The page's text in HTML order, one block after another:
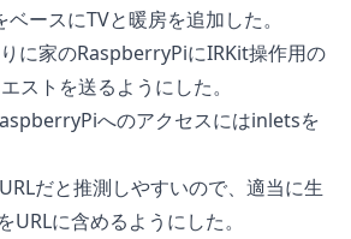
ースにTVと暖房を追加した。
に家のRaspberryPiにIRKit操作用の
ストを送るようにした。
へのアクセスにはinletsを
だと推測しやすいので、適当に生
URLに含めるようにした。